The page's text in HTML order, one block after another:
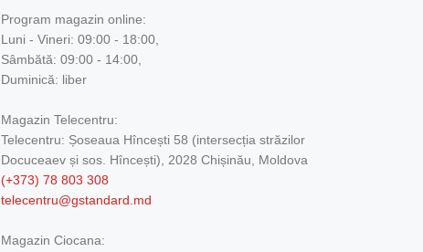
Program magazin online:
Luni - Vineri: 09:00 - 18:00,
Sâmbătă: 09:00 - 14:00,
Duminică: liber
Magazin Telecentru:
Telecentru: Șoseaua Hîncești 58 (intersecția străzilor
Docuceaev și sos. Hîncești), 2028 Chișinău, Moldova
(+373) 78 803 308
telecentru@gstandard.md
Magazin Ciocana: